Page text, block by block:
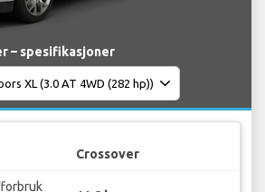
– spesifikasjoner
Crossover